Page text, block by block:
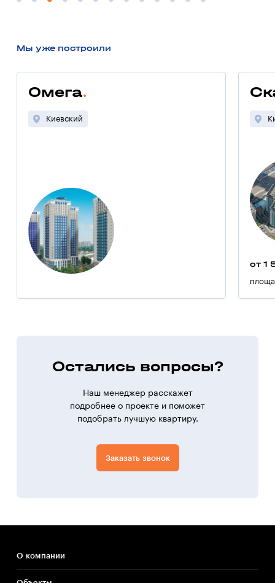
Мы уже построили
Омега
Киевский
от 1
Остались вопросы?
Наш менеджер расскажет
подробнее о проекте и поможет
подобрать лучшую квартиру.
Заказать звонок
О компании